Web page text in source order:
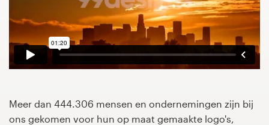
Meer dan 444.306 mensen en ondernemingen zijn bij
ons gekomen voor hun op maat gemaakte logo's,
Ontdek inspiratie
99designs Studio